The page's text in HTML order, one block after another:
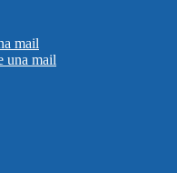
mail
una mail